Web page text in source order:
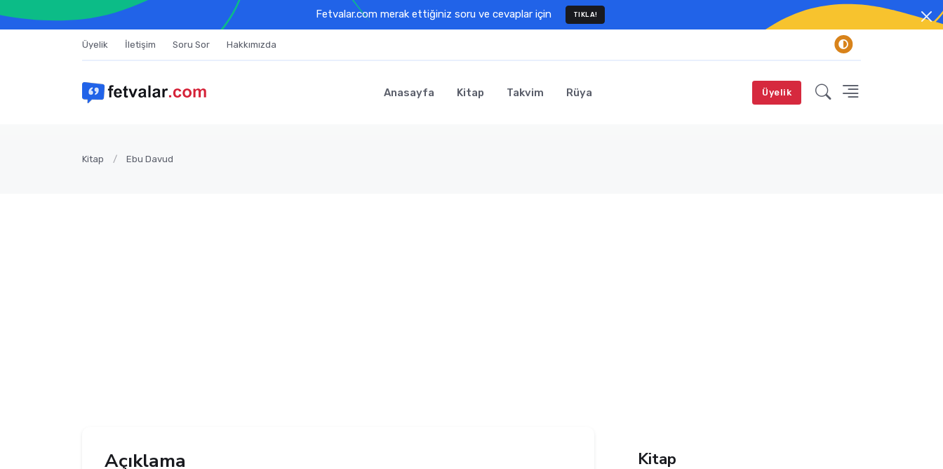
Fetvalar.com merak ettiğiniz soru ve cevaplar için TIKLA!
Üyelik İletişim Soru Sor Hakkımızda
Anasayfa Kitap Takvim Rüya Üyelik
Kitap Ebu Davud
Açıklama Kitap